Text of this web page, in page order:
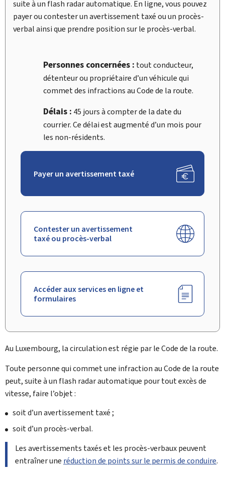
suite à un flash radar automatique. En ligne, vous pouvez
payer ou contester un avertissement taxé ou un procès-
verbal ainsi que prendre position sur le procès-verbal.
Personnes concernées : tout conducteur,
détenteur ou propriétaire d’un véhicule qui
commet des infractions au Code de la route.
Délais : 45 jours à compter de la date du
courrier. Ce délai est augmenté d’un mois pour
les non-résidents.
Payer un avertissement taxé
Contester un avertissement
taxé ou procès-verbal
Accéder aux services en ligne et
formulaires
Au Luxembourg, la circulation est régie par leCode de la route.
Toute personne qui commet une infraction au Code de la route
peut, suite à un flash radar automatique pour tout excès de
vitesse, faire l’objet :
soit d’un avertissement taxé ;
soit d’un procès-verbal.
Les avertissements taxés et les procès-verbaux peuvent
entraîner une réduction de points sur le permis de conduire.